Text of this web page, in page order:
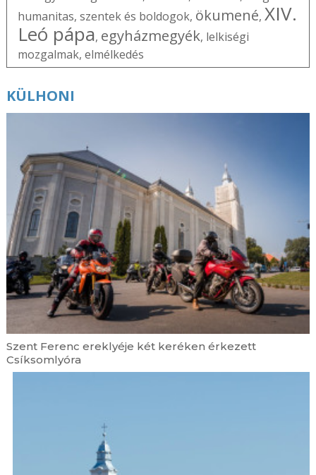
humanitas, szentek és boldogok, ökumené, XIV.
Leó pápa, egyházmegyék, lelkiségi
mozgalmak, elmélkedés
KÜLHONI
Szent Ferenc ereklyéje két keréken érkezett
Csíksomlyóra